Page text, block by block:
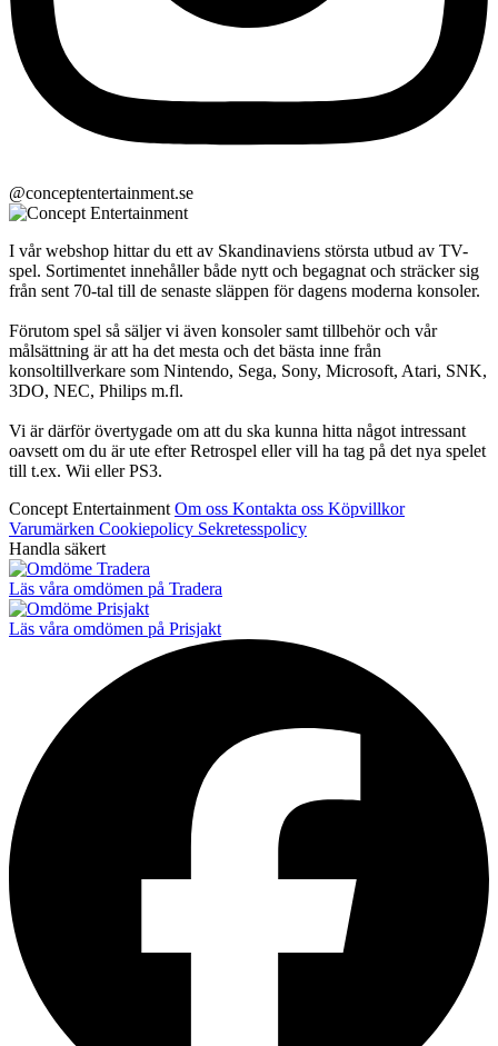
@conceptentertainment.se
I vår webshop hittar du ett av Skandinaviens största utbud av TV-
spel. Sortimentet innehåller både nytt och begagnat och sträcker sig
från sent 70-tal till de senaste släppen för dagens moderna konsoler.
Förutom spel så säljer vi även konsoler samt tillbehör och vår
målsättning är att ha det mesta och det bästa inne från
konsoltillverkare som Nintendo, Sega, Sony, Microsoft, Atari, SNK,
3DO, NEC, Philips m.fl.
Vi är därför övertygade om att du ska kunna hitta något intressant
oavsett om du är ute efter Retrospel eller vill ha tag på det nya spelet
till t.ex. Wii eller PS3.
Concept Entertainment Om oss Kontakta oss Köpvillkor
Varumärken Cookiepolicy Sekretesspolicy
Handla säkert
Läs våra omdömen på Tradera
Läs våra omdömen på Prisjakt